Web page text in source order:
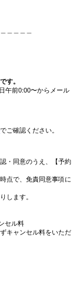
す。
午前0:00〜からメール
でご確認ください。
・同意のうえ、【予約
点で、免責同意事項に
します。
セル料
キャンセル料をいただ